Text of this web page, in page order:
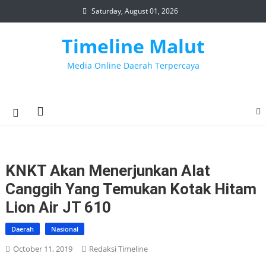
to
Saturday, August 01, 2026
Timeline Malut
Media Online Daerah Terpercaya
KNKT Akan Menerjunkan Alat
Canggih Yang Temukan Kotak Hitam
Lion Air JT 610
Daerah Nasional
October 11, 2019 Redaksi Timeline